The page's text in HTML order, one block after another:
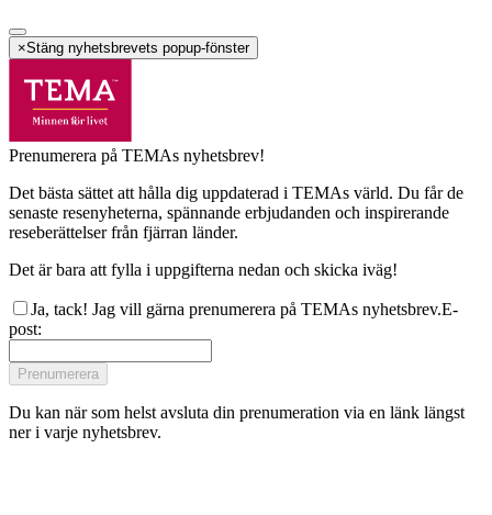
×Stäng nyhetsbrevets popup-fönster
Prenumerera på TEMAs nyhetsbrev!
Det bästa sättet att hålla dig uppdaterad i TEMAs värld. Du får de
senaste resenyheterna, spännande erbjudanden och inspirerande
reseberättelser från fjärran länder.
Det är bara att fylla i uppgifterna nedan och skicka iväg!
Ja, tack! Jag vill gärna prenumerera på TEMAs nyhetsbrev.E-
post:
Prenumerera
Du kan när som helst avsluta din prenumeration via en länk längst
ner i varje nyhetsbrev.